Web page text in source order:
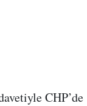
CHP’de